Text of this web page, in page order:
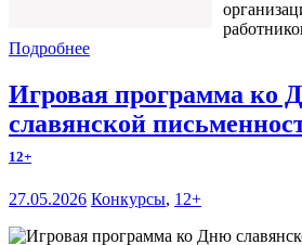
Подробнее
Игровая программа ко
славянской
12+
27.05.2026 Конкурсы, 12+